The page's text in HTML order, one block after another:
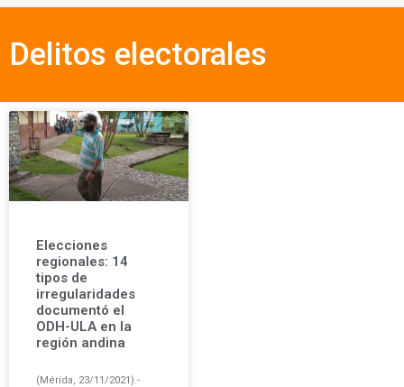
Delitos electorales
Elecciones
regionales: 14
tipos de
irregularidades
documentó el
ODH-ULA en la
región andina
(Mérida, 23/11/2021).-